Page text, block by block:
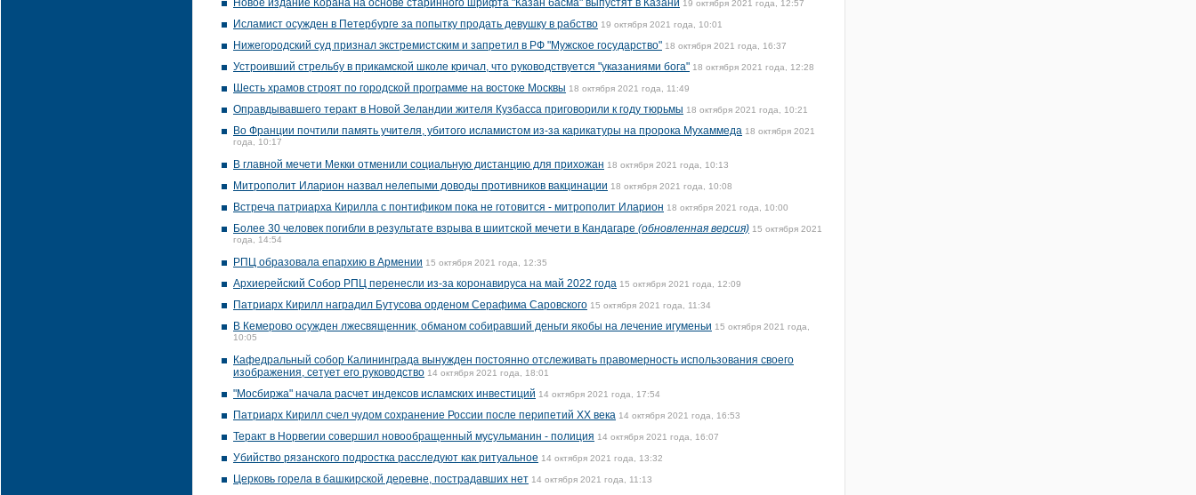
Новое издание Корана на основе старинного шрифта "Казан басма" выпустят в Казани 19 октября 2021 года, 12:57
Исламист осужден в Петербурге за попытку продать девушку в рабство 19 октября 2021 года, 10:01
Нижегородский суд признал экстремистским и запретил в РФ "Мужское государство" 18 октября 2021 года, 16:37
Устроивший стрельбу в прикамской школе кричал, что руководствуется "указаниями бога" 18 октября 2021 года, 12:28
Шесть храмов строят по городской программе на востоке Москвы 18 октября 2021 года, 11:49
Оправдывавшего теракт в Новой Зеландии жителя Кузбасса приговорили к году тюрьмы 18 октября 2021 года, 10:21
Во Франции почтили память учителя, убитого исламистом из-за карикатуры на пророка Мухаммеда 18 октября 2021
года, 10:17
В главной мечети Мекки отменили социальную дистанцию для прихожан 18 октября 2021 года, 10:13
Митрополит Иларион назвал нелепыми доводы противников вакцинации 18 октября 2021 года, 10:08
Встреча патриарха Кирилла с понтификом пока не готовится - митрополит Иларион 18 октября 2021 года, 10:00
Более 30 человек погибли в результате взрыва в шиитской мечети в Кандагаре (обновленная версия) 15 октября 2021
года, 14:54
РПЦ образовала епархию в Армении 15 октября 2021 года, 12:35
Архиерейский Собор РПЦ перенесли из-за коронавируса на май 2022 года 15 октября 2021 года, 12:09
Патриарх Кирилл наградил Бутусова орденом Серафима Саровского 15 октября 2021 года, 11:34
В Кемерово осужден лжесвященник, обманом собиравший деньги якобы на лечение игуменьи 15 октября 2021 года,
10:05
Кафедральный собор Калининграда вынужден постоянно отслеживать правомерность использования своего
изображения, сетует его руководство 14 октября 2021 года, 18:01
"Мосбиржа" начала расчет индексов исламских инвестиций 14 октября 2021 года, 17:54
Патриарх Кирилл счел чудом сохранение России после перипетий XX века 14 октября 2021 года, 16:53
Теракт в Норвегии совершил новообращенный мусульманин - полиция 14 октября 2021 года, 16:07
Убийство рязанского подростка расследуют как ритуальное 14 октября 2021 года, 13:32
Церковь горела в башкирской деревне, пострадавших нет 14 октября 2021 года, 11:13